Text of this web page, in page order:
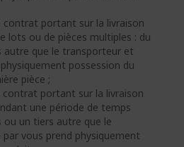
contrat portant sur la livraison
lots ou de pièces multiples : du
autre que le transporteur et
possession du
pièce ;
contrat portant sur la livraison
une période de temps
ou un tiers autre que le
vous prend physiquement